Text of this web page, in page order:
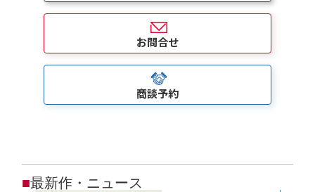
お問合せ
商談予約
■最新作・ニュース